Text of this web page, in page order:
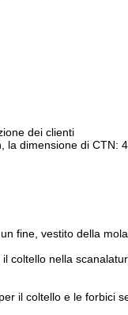
dei clienti
la dimensione di CTN:
fine, vestito della
coltello nella
il coltello e le forbici